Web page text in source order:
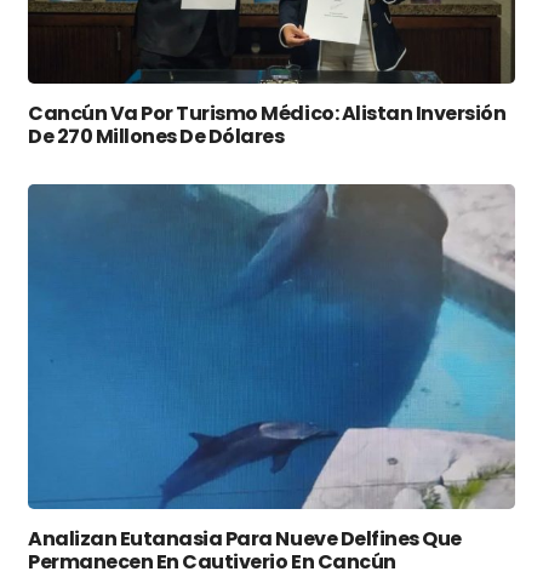
Cancún Va Por Turismo Médico: Alistan Inversión
De 270 Millones De Dólares
Analizan Eutanasia Para Nueve Delfines Que
Permanecen En Cautiverio En Cancún